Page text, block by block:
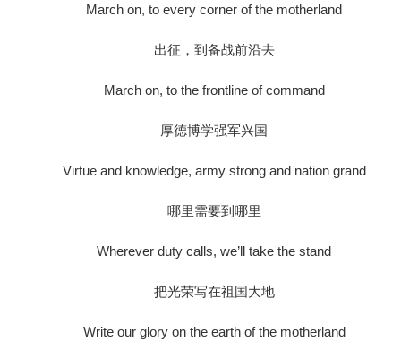
March on, to every corner of the motherland
出征，到备战前沿去
March on, to the frontline of command
厚德博学强军兴国
Virtue and knowledge, army strong and nation grand
哪里需要到哪里
Wherever duty calls, we’ll take the stand
把光荣写在祖国大地
Write our glory on the earth of the motherland